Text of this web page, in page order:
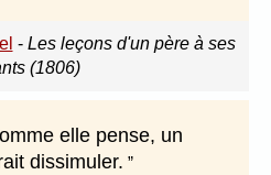
- Les leçons d'un père à ses
(1806)
elle pense, un
dissimuler.